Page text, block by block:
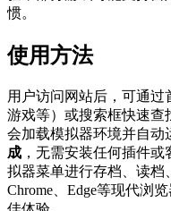
惯。
使用方法
用户访问网站后，可通
游戏等）或搜索框快速查
会加载模拟器环境并自动
成 ，无需安装任何插件
拟器菜单进行存档、读档
Chrome、Edge等现代浏